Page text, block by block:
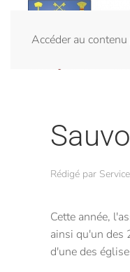
Accéder au
Rédigé par
Cette année,
ainsi qu'un des
d'une des